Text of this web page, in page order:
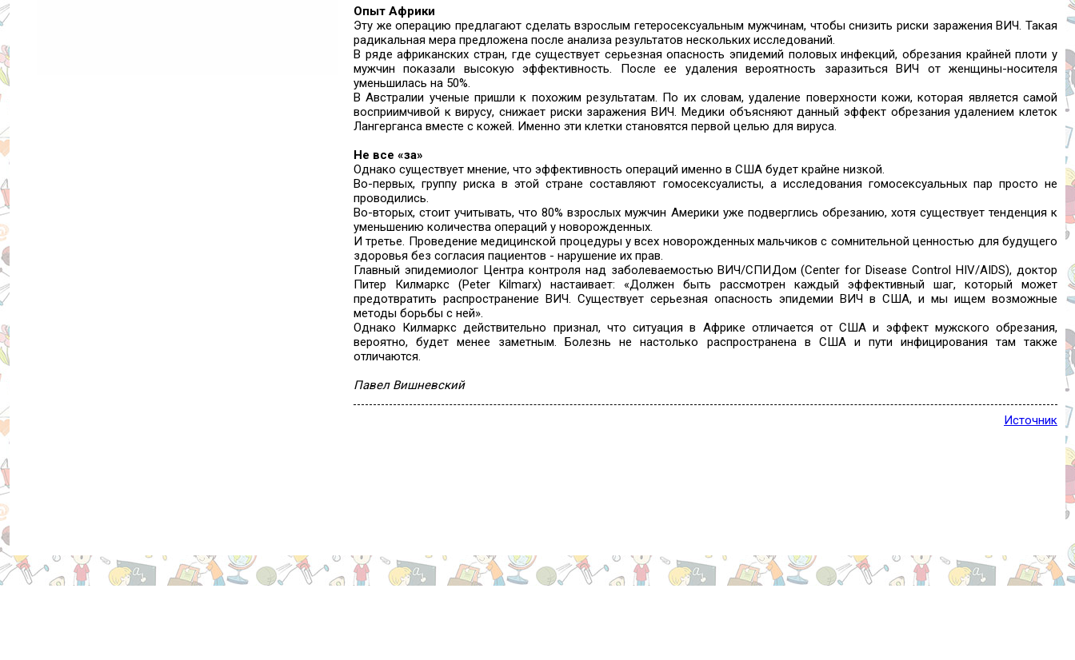
Опыт Африки
Эту же операцию предлагают сделать взрослым гетеросексуальным мужчинам, чтобы снизить риски заражения ВИЧ. Такая
радикальная мера предложена после анализа результатов нескольких исследований.
В ряде африканских стран, где существует серьезная опасность эпидемий половых инфекций, обрезания крайней плоти у
мужчин показали высокую эффективность. После ее удаления вероятность заразиться ВИЧ от женщины-носителя
уменьшилась на 50%.
В Австралии ученые пришли к похожим результатам. По их словам, удаление поверхности кожи, которая является самой
восприимчивой к вирусу, снижает риски заражения ВИЧ. Медики объясняют данный эффект обрезания удалением клеток
Лангерганса вместе с кожей. Именно эти клетки становятся первой целью для вируса.
Не все «за»
Однако существует мнение, что эффективность операций именно в США будет крайне низкой.
Во-первых, группу риска в этой стране составляют гомосексуалисты, а исследования гомосексуальных пар просто не
проводились.
Во-вторых, стоит учитывать, что 80% взрослых мужчин Америки уже подверглись обрезанию, хотя существует тенденция к
уменьшению количества операций у новорожденных.
И третье. Проведение медицинской процедуры у всех новорожденных мальчиков с сомнительной ценностью для будущего
здоровья без согласия пациентов - нарушение их прав.
Главный эпидемиолог Центра контроля над заболеваемостью ВИЧ/СПИДом (Center for Disease Control HIV/AIDS), доктор
Питер Килмаркс (Peter Kilmarx) настаивает: «Должен быть рассмотрен каждый эффективный шаг, который может
предотвратить распространение ВИЧ. Существует серьезная опасность эпидемии ВИЧ в США, и мы ищем возможные
методы борьбы с ней».
Однако Килмаркс действительно признал, что ситуация в Африке отличается от США и эффект мужского обрезания,
вероятно, будет менее заметным. Болезнь не настолько распространена в США и пути инфицирования там также
отличаются.
Павел Вишневский
Источник